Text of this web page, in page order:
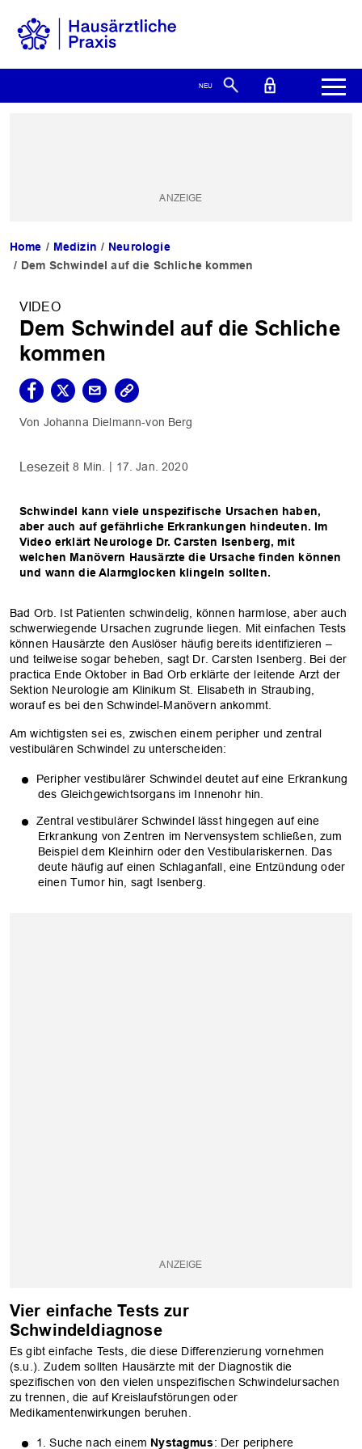
Home Medizin
Neurologie
Dem Schwindel auf die Schliche kommen
VIDEO
Dem Schwindel auf die Schliche
kommen
Johanna Dielmann-von Berg
8 Min. 17. Jan. 2020
Schwindel kann viele unspezifische Ursachen haben,
aber auch auf gefährliche Erkrankungen hindeuten. Im
Video erklärt Neurologe Dr. Carsten Isenberg, mit
welchen Manövern Hausärzte die Ursache finden können
und wann die Alarmglocken klingeln sollten.
Bad Orb. Ist Patienten schwindelig, können harmlose, aber auch
schwerwiegende Ursachen zugrunde liegen. Mit einfachen Tests
können Hausärzte den Auslöser häufig bereits identifizieren –
und teilweise sogar beheben, sagt Dr. Carsten Isenberg. Bei der
practica Ende Oktober in Bad Orb erklärte der leitende Arzt der
Sektion Neurologie am Klinikum St. Elisabeth in Straubing,
worauf es bei den Schwindel-Manövern ankommt.
Am wichtigsten sei es, zwischen einem peripher und zentral
vestibulären Schwindel zu unterscheiden:
Peripher vestibulärer Schwindel deutet auf eine Erkrankung
des Gleichgewichtsorgans im Innenohr hin.
Zentral vestibulärer Schwindel lässt hingegen auf eine
Erkrankung von Zentren im Nervensystem schließen, zum
Beispiel dem Kleinhirn oder den Vestibulariskernen. Das
deute häufig auf einen Schlaganfall, eine Entzündung oder
einen Tumor hin, sagt Isenberg.
Vier einfache Tests zur
Schwindeldiagnose
Es gibt einfache Tests, die diese Differenzierung vornehmen
(s.u.). Zudem sollten Hausärzte mit der Diagnostik die
spezifischen von den vielen unspezifischen Schwindelursachen
zu trennen, die auf Kreislaufstörungen oder
Medikamentenwirkungen beruhen.
1. Suche nach einem Nystagmus: Der periphere